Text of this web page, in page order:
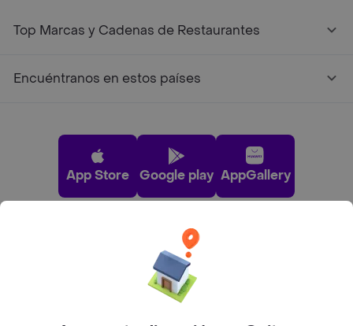
Top Marcas y Cadenas de Restaurantes
Encuéntranos en estos países
App Store Google play AppGallery
Pide tu comida favorita cerca de ti